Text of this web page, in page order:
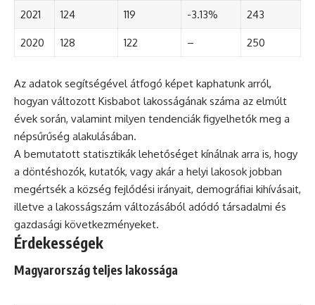
2021 124 119 -3.13% 243
2020 128 122 – 250
Az adatok segítségével átfogó képet kaphatunk arról,
hogyan változott Kisbabot lakosságának száma az elmúlt
évek során, valamint milyen tendenciák figyelhetők meg a
népsűrűség alakulásában.
A bemutatott statisztikák lehetőséget kínálnak arra is, hogy
a döntéshozók, kutatók, vagy akár a helyi lakosok jobban
megértsék a község fejlődési irányait, demográfiai kihívásait,
illetve a lakosságszám változásából adódó társadalmi és
gazdasági következményeket.
Érdekességek
Magyarország teljes lakossága